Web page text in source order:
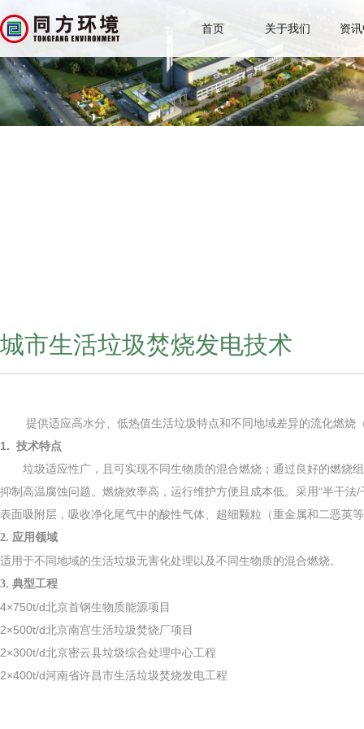
首页 关于我们 资
城市生活垃圾焚烧发电技术
提供适应高水分、低热值生活垃圾特点和不同地域差异的流化燃烧
1. 技术特点
垃圾适应性广，且可实现不同生物质的混合燃烧；通过良好的燃烧
抑制高温腐蚀问题。燃烧效率高，运行维护方便且成本低。采用“半干
表面吸附层，吸收净化尾气中的酸性气体、超细颗粒（重金属和二恶英
2. 应用领域
适用于不同地域的生活垃圾无害化处理以及不同生物质的混合燃烧。
3. 典型工程
4×750t/d北京首钢生物质能源项目
2×500t/d北京南宫生活垃圾焚烧厂项目
2×300t/d北京密云县垃圾综合处理中心工程
2×400t/d河南省许昌市生活垃圾焚烧发电工程